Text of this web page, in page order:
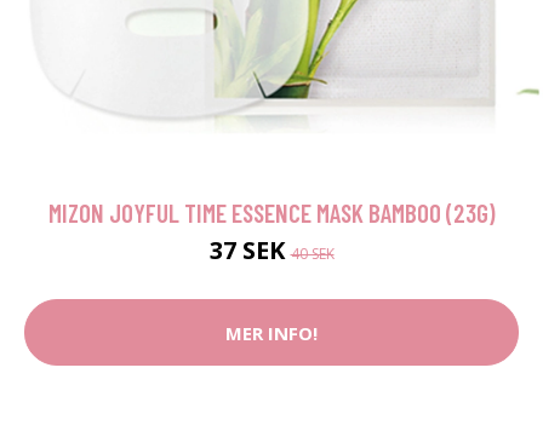
MIZON JOYFUL TIME ESSENCE MASK BAMBOO (23G)
37 SEK40 SEK
MER INFO!